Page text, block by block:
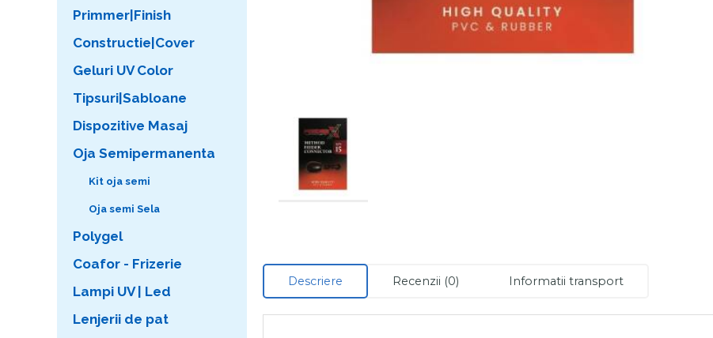
Descriere Recenzii (0) Informatii transport
Primmer|Finish
Constructie|Cover
Geluri UV Color
Tipsuri|Sabloane
Dispozitive Masaj
Oja Semipermanenta
Kit oja semi
Oja semi Sela
Polygel
Coafor - Frizerie
Lampi UV | Led
Lenjerii de pat